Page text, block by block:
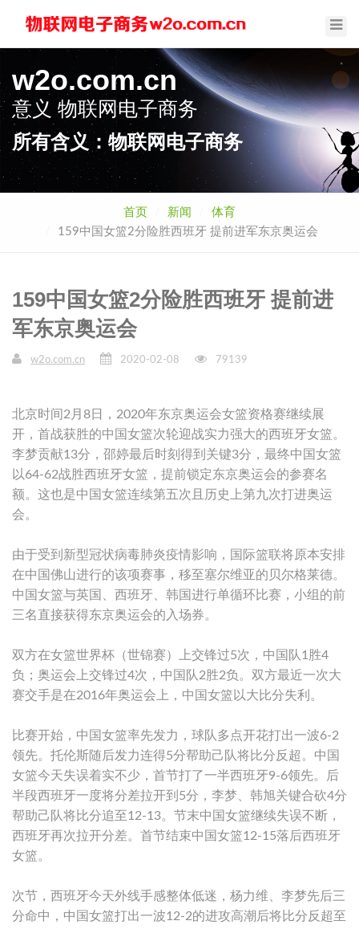
w2o.com.cn
意义物联网电子商务
所有含义：物联网电子商务
首页 新闻
体育
159中国女篮2分险胜西班牙 提前进军东京奥运会
159中国女篮2分险胜西班牙 提前进
军东京奥运会
w2o.com.cn 2020-02-08 79139
北京时间2月8日，2020年东京奥运会女篮资格赛继续展
开，首战获胜的中国女篮次轮迎战实力强大的西班牙女篮。
李梦贡献13分，邵婷最后时刻得到关键3分，最终中国女篮
以64-62战胜西班牙女篮，提前锁定东京奥运会的参赛名
额。这也是中国女篮连续第五次且历史上第九次打进奥运
会。
由于受到新型冠状病毒肺炎疫情影响，国际篮联将原本安排
在中国佛山进行的该项赛事，移至塞尔维亚的贝尔格莱德。
中国女篮与英国、西班牙、韩国进行单循环比赛，小组的前
三名直接获得东京奥运会的入场券。
双方在女篮世界杯（世锦赛）上交锋过5次，中国队1胜4
负；奥运会上交锋过4次，中国队2胜2负。双方最近一次大
赛交手是在2016年奥运会上，中国女篮以大比分失利。
比赛开始，中国女篮率先发力，球队多点开花打出一波6-2
领先。托伦斯随后发力连得5分帮助己队将比分反超。中国
女篮今天失误着实不少，首节打了一半西班牙9-6领先。后
半段西班牙一度将分差拉开到5分，李梦、韩旭关键合砍4分
帮助己队将比分追至12-13。节末中国女篮继续失误不断，
西班牙再次拉开分差。首节结束中国女篮12-15落后西班牙
女篮。
次节，西班牙今天外线手感整体低迷，杨力维、李梦先后三
分命中，中国女篮打出一波12-2的进攻高潮后将比分反超至